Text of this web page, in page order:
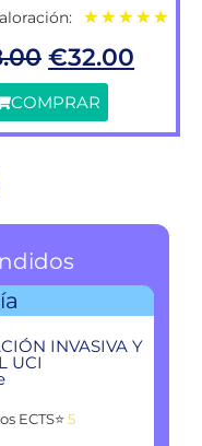
★ ★ ★ ★ ★
€32.00
COMPRAR
INVASIVA Y
UCI
ECTS⭐ 5